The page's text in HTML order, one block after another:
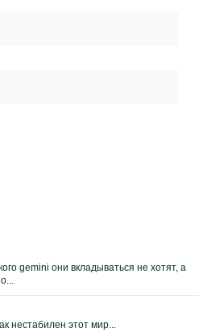
gemini они вкладываться не хотят, а
нестабилен этот мир...